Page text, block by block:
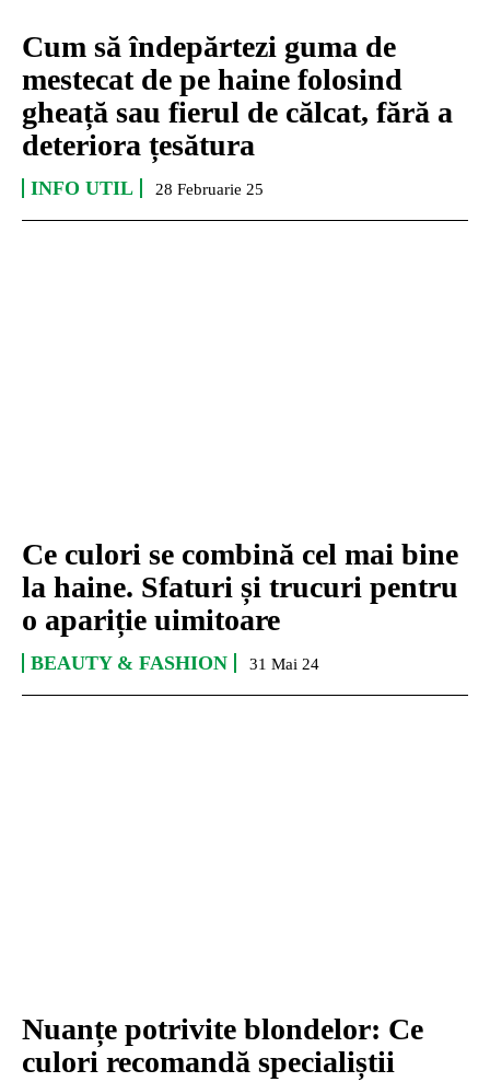
Cum să îndepărtezi guma de
mestecat de pe haine folosind
gheață sau fierul de călcat, fără a
deteriora țesătura
INFO UTIL 28 Februarie 25
Ce culori se combină cel mai bine
la haine. Sfaturi și trucuri pentru
o apariție uimitoare
BEAUTY & FASHION 31 Mai 24
Nuanțe potrivite blondelor: Ce
culori recomandă specialiștii